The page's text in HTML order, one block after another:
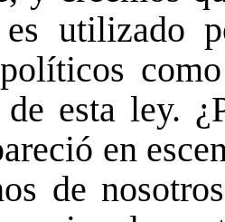
utilizado
esta ley.
en
de